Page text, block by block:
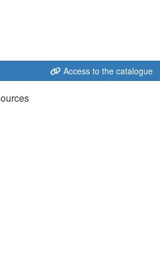
Access to the catalogue